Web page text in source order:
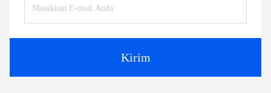
Kirim